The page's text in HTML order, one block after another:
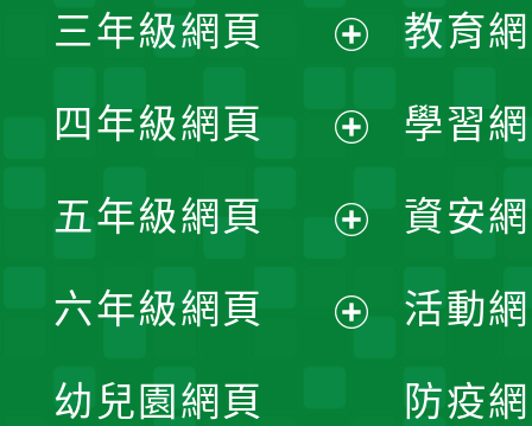
選
單
開
選
單
三年級網頁
開
選
單
四年級網頁
開
選
五年級網頁
開
六年級網頁
幼兒園網頁
教育
學習
資安
活動
防疫